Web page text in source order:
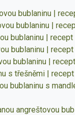
bublaninu |
bublaninu |
bublaninu | recept
bublaninu | recept
bublaninu | recept
s třešněmi | recept
bublaninu s
angreštovou